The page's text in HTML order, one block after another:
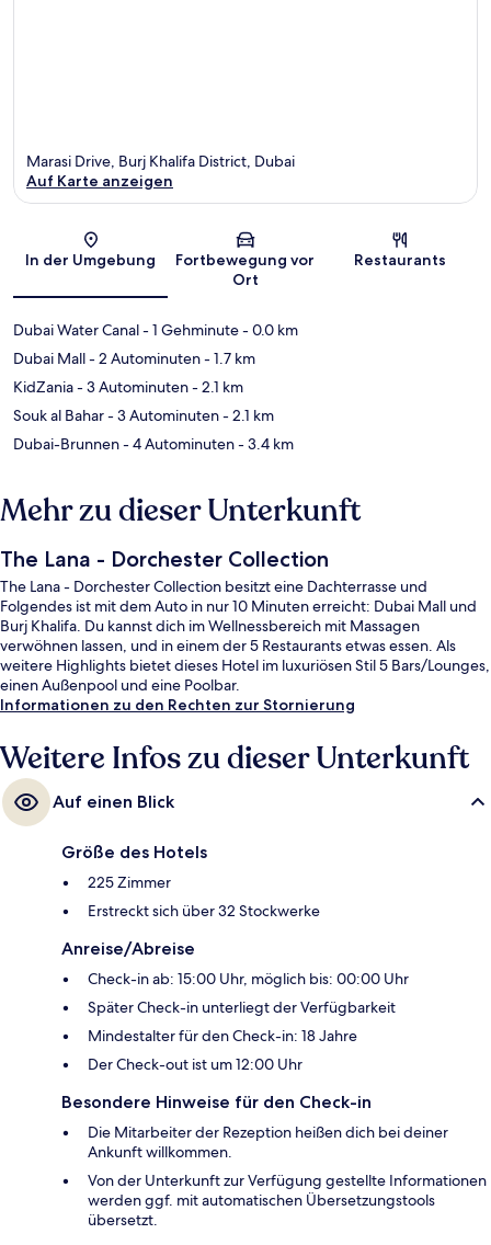
Karte
Marasi Drive, Burj Khalifa District, Dubai
Auf Karte anzeigen
In der Umgebung
Fortbewegung vor
Ort
Restaurants
Dubai Water Canal- 1 Gehminute- 0.0 km
Dubai Mall- 2 Autominuten- 1.7 km
KidZania- 3 Autominuten- 2.1 km
Souk al Bahar- 3 Autominuten- 2.1 km
Dubai-Brunnen- 4 Autominuten- 3.4 km
Mehr zu dieser Unterkunft
The Lana - Dorchester Collection
The Lana - Dorchester Collection besitzt eine Dachterrasse und
Folgendes ist mit dem Auto in nur 10 Minuten erreicht: Dubai Mall und
Burj Khalifa. Du kannst dich im Wellnessbereich mit Massagen
verwöhnen lassen, und in einem der 5 Restaurants etwas essen. Als
weitere Highlights bietet dieses Hotel im luxuriösen Stil 5 Bars/Lounges,
einen Außenpool und eine Poolbar.
Informationen zu den Rechten zur Stornierung
Weitere Infos zu dieser Unterkunft
Auf einen Blick
Größe des Hotels
225 Zimmer
Erstreckt sich über 32 Stockwerke
Anreise/Abreise
Check-in ab: 15:00 Uhr, möglich bis: 00:00 Uhr
Später Check-in unterliegt der Verfügbarkeit
Mindestalter für den Check-in: 18 Jahre
Der Check-out ist um 12:00 Uhr
Besondere Hinweise für den Check-in
Die Mitarbeiter der Rezeption heißen dich bei deiner
Ankunft willkommen.
Von der Unterkunft zur Verfügung gestellte Informationen
werden ggf. mit automatischen Übersetzungstools
übersetzt.